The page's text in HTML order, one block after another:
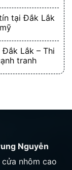
tại Đắk Lắk
Lắk – Thi
tranh
Nguyễn
nhôm cao